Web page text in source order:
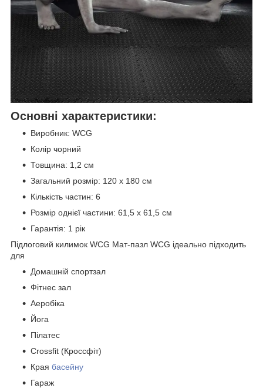
Основні характеристики:
Виробник: WCG
Колір чорний
Товщина: 1,2 см
Загальний розмір: 120 х 180 см
Кількість частин: 6
Розмір однієї частини: 61,5 х 61,5 см
Гарантія: 1 рік
Підлоговий килимок WCG Мат-пазл WCG ідеально підходить
для
Домашній спортзал
Фітнес зал
Аеробіка
Йога
Пілатес
Crossfit (Кроссфіт)
Края басейну
Гараж